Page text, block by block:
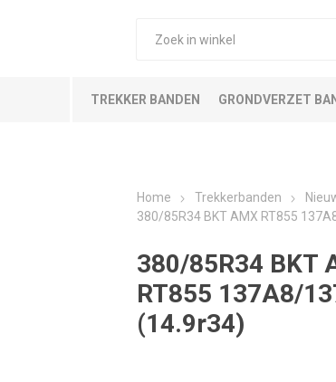
TREKKER BANDEN GRONDVERZET
Home Trekkerbanden
380/85R34 BKT AMX RT855
380/85R34 BKT
RT855 137A8/
(14.9r34)